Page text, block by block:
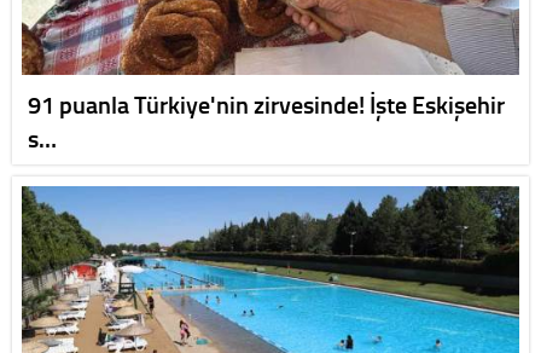
91 puanla Türkiye'nin zirvesinde! İşte Eskişehir
s…